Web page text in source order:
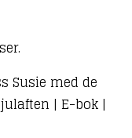
Susie med de
| E-bok |